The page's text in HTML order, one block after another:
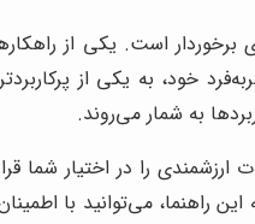
است. یکی از
خود، به یکی از
به شمار می‌روند.
ارزشمندی را در اختیار شما
راهنما، می‌توانید با